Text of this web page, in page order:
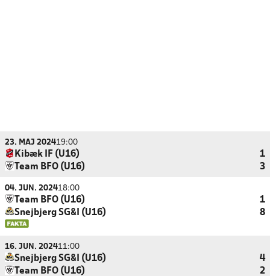
23. MAJ 202419:00
Kibæk IF (U16)
1
Team BFO (U16)
3
04. JUN. 202418:00
Team BFO (U16)
1
Snejbjerg SG&I (U16)
8
16. JUN. 202411:00
Snejbjerg SG&I (U16)
4
Team BFO (U16)
2